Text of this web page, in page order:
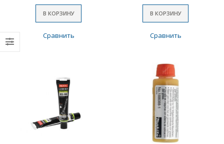
В КОРЗИНУ
Сравнить
В КОРЗИНУ
Сравнить